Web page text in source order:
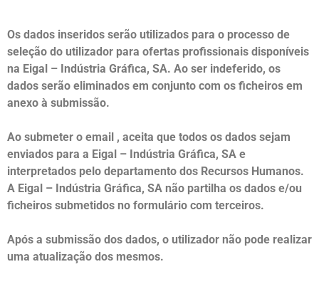
Os dados inseridos serão utilizados para o processo de
seleção do utilizador para ofertas profissionais disponíveis
na Eigal – Indústria Gráfica, SA. Ao ser indeferido, os
dados serão eliminados em conjunto com os ficheiros em
anexo à submissão.
Ao submeter o email , aceita que todos os dados sejam
enviados para a Eigal – Indústria Gráfica, SA e
interpretados pelo departamento dos Recursos Humanos.
A Eigal – Indústria Gráfica, SA não partilha os dados e/ou
ficheiros submetidos no formulário com terceiros.
Após a submissão dos dados, o utilizador não pode realizar
uma atualização dos mesmos.